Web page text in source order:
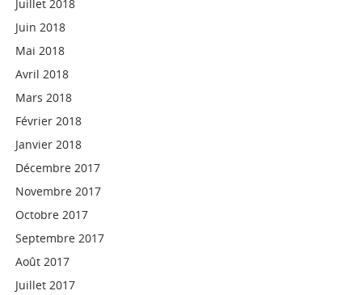
Juillet 2018
Juin 2018
Mai 2018
Avril 2018
Mars 2018
Février 2018
Janvier 2018
Décembre 2017
Novembre 2017
Octobre 2017
Septembre 2017
Août 2017
Juillet 2017